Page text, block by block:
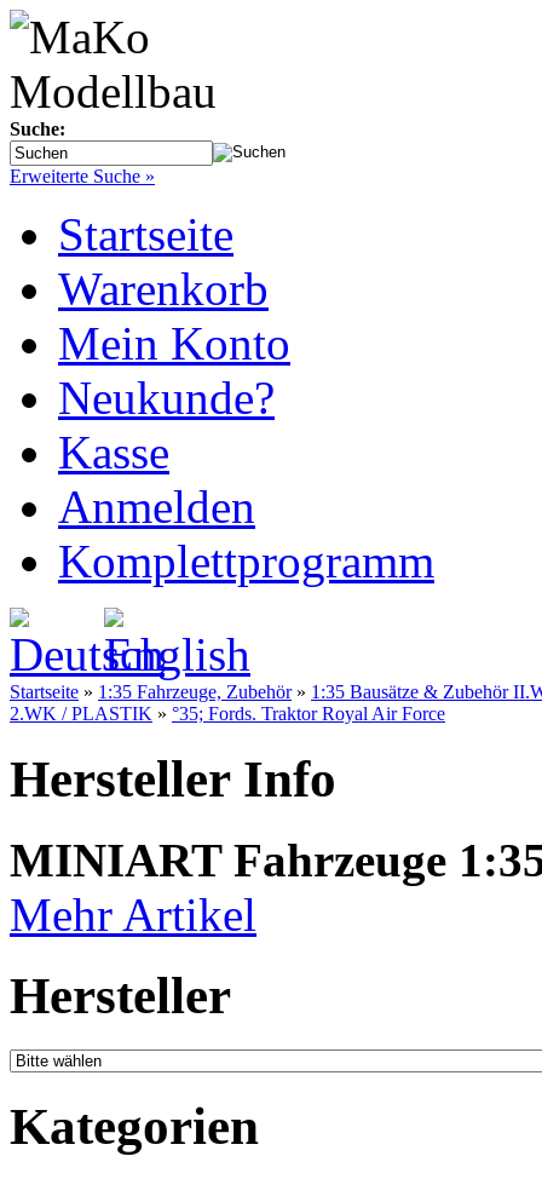
Suche:
Erweiterte Suche »
Startseite
Warenkorb
Mein Konto
Neukunde?
Kasse
Anmelden
Komplettprogramm
Startseite » 1:35 Fahrzeuge, Zubehör» 1:35 Bausätze & Zubehör
2.WK / PLASTIK » °35; Fords. Traktor Royal Air Force
Hersteller Info
MINIART Fahrzeuge
Mehr Artikel
Hersteller
Kategorien